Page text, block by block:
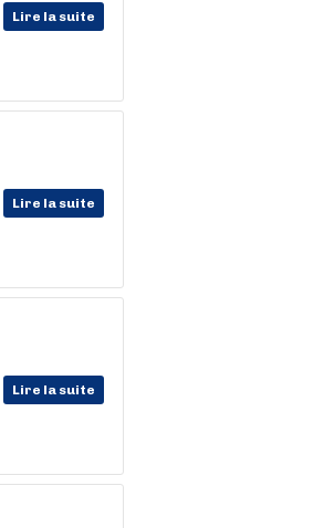
Lire la suite
Lire la suite
Lire la suite